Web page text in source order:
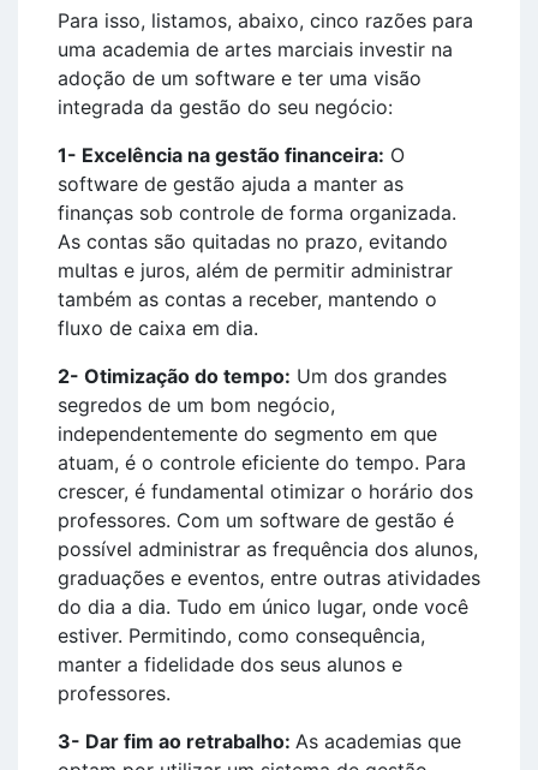
Para isso, listamos, abaixo, cinco razões para
uma academia de artes marciais investir na
adoção de um software e ter uma visão
integrada da gestão do seu negócio:
1- Excelência na gestão financeira: O
software de gestão ajuda a manter as
finanças sob controle de forma organizada.
As contas são quitadas no prazo, evitando
multas e juros, além de permitir administrar
também as contas a receber, mantendo o
fluxo de caixa em dia.
2- Otimização do tempo: Um dos grandes
segredos de um bom negócio,
independentemente do segmento em que
atuam, é o controle eficiente do tempo. Para
crescer, é fundamental otimizar o horário dos
professores. Com um software de gestão é
possível administrar as frequência dos alunos,
graduações e eventos, entre outras atividades
do dia a dia. Tudo em único lugar, onde você
estiver. Permitindo, como consequência,
manter a fidelidade dos seus alunos e
professores.
3- Dar fim ao retrabalho: As academias que